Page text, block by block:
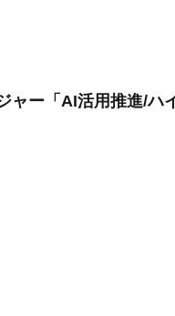
ー「AI活用推進/ハ